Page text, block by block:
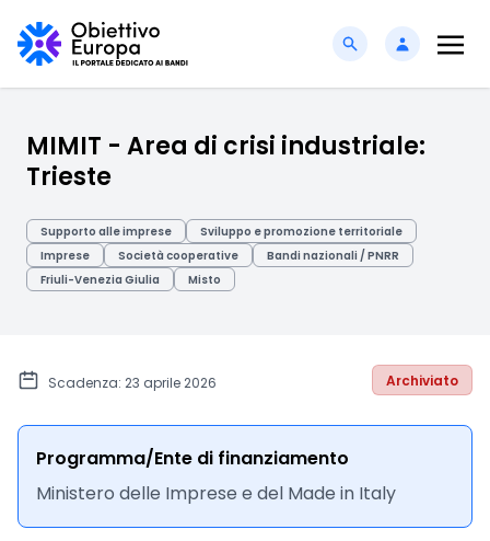
MIMIT - Area di crisi industriale:
Trieste
Supporto alle imprese
Sviluppo e promozione territoriale
Imprese
Società cooperative
Bandi nazionali / PNRR
Friuli-Venezia Giulia
Misto
Scadenza: 23 aprile 2026 Archiviato
Programma/Ente di finanziamento
Ministero delle Imprese e del Made in Italy